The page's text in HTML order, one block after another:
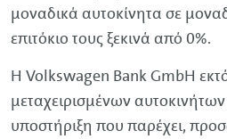
μοναδικά αυτοκίνητα σε
επιτόκιο τους ξεκινά από 0%.
Η Volkswagen BankGmbH
μεταχειρισμένων
υποστήριξη που παρέχει,